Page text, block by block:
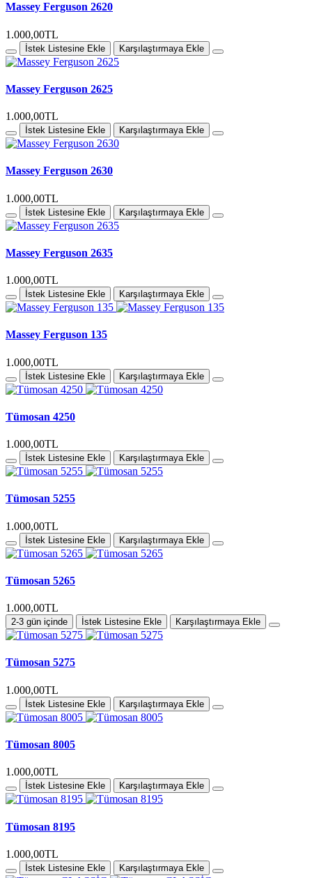
Massey Ferguson 2620
1.000,00TL
İstek Listesine Ekle Karşılaştırmaya Ekle
Massey Ferguson 2625
1.000,00TL
İstek Listesine Ekle Karşılaştırmaya Ekle
Massey Ferguson 2630
1.000,00TL
İstek Listesine Ekle Karşılaştırmaya Ekle
Massey Ferguson 2635
1.000,00TL
İstek Listesine Ekle Karşılaştırmaya Ekle
Massey Ferguson 135
1.000,00TL
İstek Listesine Ekle Karşılaştırmaya Ekle
Tümosan 4250
1.000,00TL
İstek Listesine Ekle Karşılaştırmaya Ekle
Tümosan 5255
1.000,00TL
İstek Listesine Ekle Karşılaştırmaya Ekle
Tümosan 5265
1.000,00TL
2-3 gün içinde İstek Listesine Ekle Karşılaştırmaya Ekle
Tümosan 5275
1.000,00TL
İstek Listesine Ekle Karşılaştırmaya Ekle
Tümosan 8005
1.000,00TL
İstek Listesine Ekle Karşılaştırmaya Ekle
Tümosan 8195
1.000,00TL
İstek Listesine Ekle Karşılaştırmaya Ekle